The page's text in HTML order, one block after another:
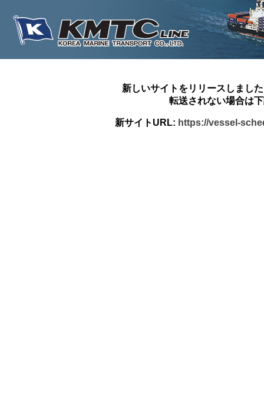
新しいサイトをリリースしまし
転送されない場合は
新サイトURL: https://vessel-